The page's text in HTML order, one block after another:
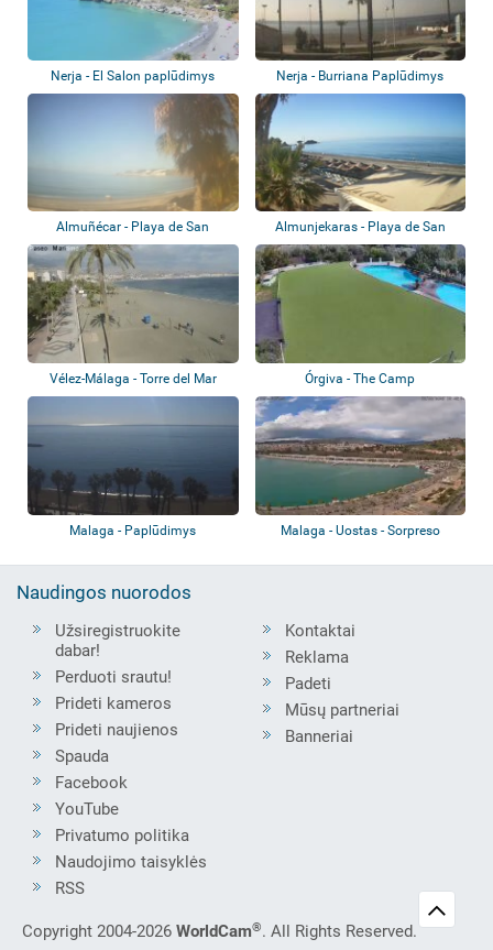
Nerja - El Salon paplūdimys Nerja - Burriana Paplūdimys
Almuñécar - Playa de San
Cristóbal
Almunjekaras - Playa de San
Cristóbal
Vélez-Málaga - Torre del Mar Órgiva - The Camp
Malaga - Paplūdimys
Malaga - Uostas - Sorpreso
Naudingos nuorodos
Užsiregistruokite
dabar!
Perduoti srautu!
Prideti kameros
Prideti naujienos
Spauda
Kontaktai
Reklama
Padeti
Mūsų partneriai
Banneriai
Facebook
YouTube
Privatumo politika
Naudojimo taisyklės
RSS
Copyright 2004-2026 WorldCam®. All Rights Reserved.